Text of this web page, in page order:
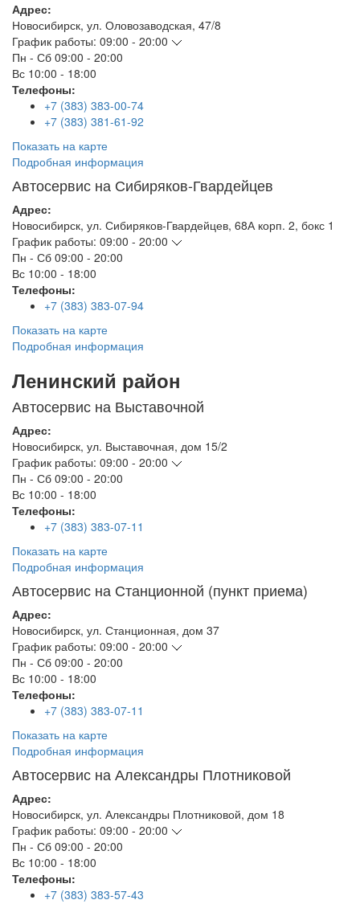
Адрес:
Новосибирск, ул. Оловозаводская, 47/8
График работы: 09:00 - 20:00
Пн - Сб 09:00 - 20:00
Вс 10:00 - 18:00
Телефоны:
+7 (383) 383-00-74
+7 (383) 381-61-92
Показать на карте
Подробная информация
Автосервис на Сибиряков-Гвардейцев
Адрес:
Новосибирск, ул. Сибиряков-Гвардейцев, 68А корп. 2, бокс 1
График работы: 09:00 - 20:00
Пн - Сб 09:00 - 20:00
Вс 10:00 - 18:00
Телефоны:
+7 (383) 383-07-94
Показать на карте
Подробная информация
Ленинский район
Автосервис на Выставочной
Адрес:
Новосибирск, ул. Выставочная, дом 15/2
График работы: 09:00 - 20:00
Пн - Сб 09:00 - 20:00
Вс 10:00 - 18:00
Телефоны:
+7 (383) 383-07-11
Показать на карте
Подробная информация
Автосервис на Станционной (пункт приема)
Адрес:
Новосибирск, ул. Станционная, дом 37
График работы: 09:00 - 20:00
Пн - Сб 09:00 - 20:00
Вс 10:00 - 18:00
Телефоны:
+7 (383) 383-07-11
Показать на карте
Подробная информация
Автосервис на Александры Плотниковой
Адрес:
Новосибирск, ул. Александры Плотниковой, дом 18
График работы: 09:00 - 20:00
Пн - Сб 09:00 - 20:00
Вс 10:00 - 18:00
Телефоны:
+7 (383) 383-57-43